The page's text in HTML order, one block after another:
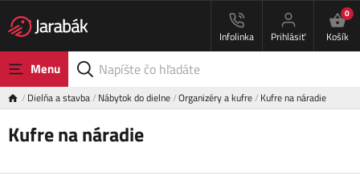
Infolinka Prihlásiť
0
Košík
Menu
Dielňa a stavba Nábytok do dielne Organizéry a kufre Kufre na náradie
Kufre na náradie